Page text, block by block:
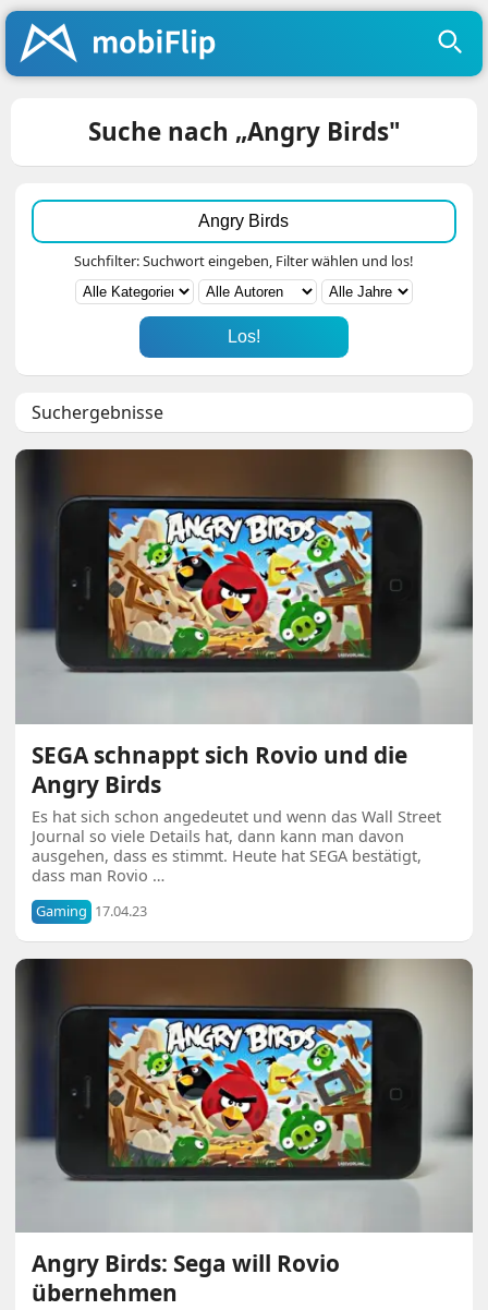
Suche nach „Angry Birds"
Suchfilter: Suchwort eingeben, Filter wählen und los!
Los!
Suchergebnisse
SEGA schnappt sich Rovio und die
Angry Birds
Es hat sich schon angedeutet und wenn das Wall Street
Journal so viele Details hat, dann kann man davon
ausgehen, dass es stimmt. Heute hat SEGA bestätigt,
dass man Rovio …
Gaming 17.04.23
Angry Birds: Sega will Rovio
übernehmen